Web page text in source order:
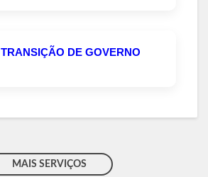
TRANSIÇÃO DE GOVERNO
MAIS SERVIÇOS